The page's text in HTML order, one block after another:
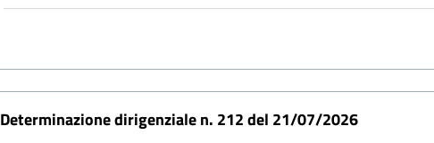
Determinazione dirigenziale n. 212 del 21/07/2026